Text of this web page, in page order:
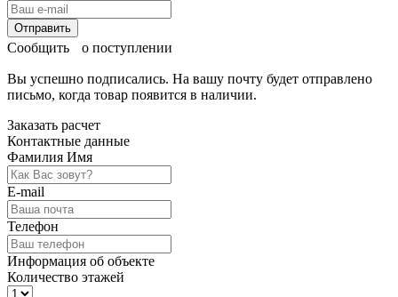
Отправить
Сообщить о поступлении
Вы успешно подписались. На вашу почту будет отправлено
письмо, когда товар появится в наличии.
Заказать расчет
Контактные данные
Фамилия Имя
E-mail
Телефон
Информация об объекте
Количество этажей